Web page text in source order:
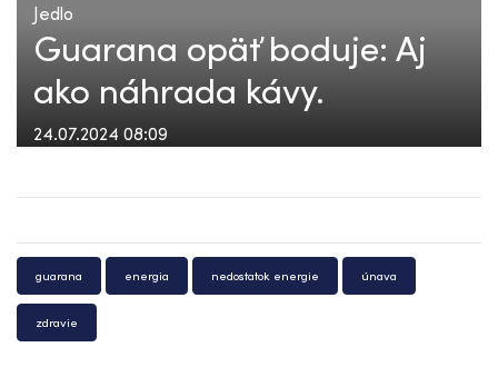
Jedlo
Guarana opäť boduje: Aj
ako náhrada kávy.
24.07.2024 08:09
guarana energia nedostatok energie únava
zdravie